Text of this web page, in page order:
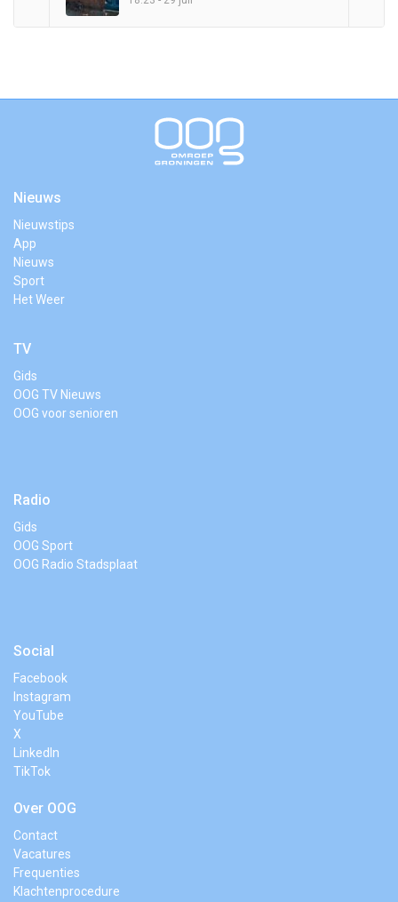
Nieuws
Nieuwstips
App
Nieuws
Sport
Het Weer
TV
Gids
OOG TV Nieuws
OOG voor senioren
Radio
Gids
OOG Sport
OOG Radio Stadsplaat
Social
Facebook
Instagram
YouTube
X
LinkedIn
TikTok
Over OOG
Contact
Vacatures
Frequenties
Klachtenprocedure